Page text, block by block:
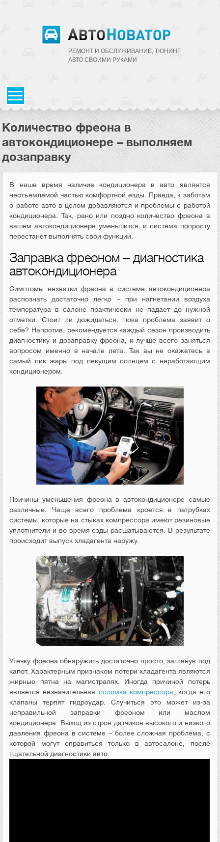
РЕМОНТ И ОБСЛУЖИВАНИЕ, ТЮНИНГ
АВТО CВОИМИ РУКАМИ
Количество фреона в
автокондиционере – выполняем
дозаправку
В наше время наличие кондиционера в авто является
неотъемлемой частью комфортной езды. Правда, к заботам
о работе авто в целом добавляются и проблемы с работой
кондиционера. Так, рано или поздно количество фреона в
вашем автокондиционере уменьшится, и система попросту
перестанет выполнять свои функции.
Заправка фреоном – диагностика
автокондиционера
Симптомы нехватки фреона в системе автокондиционера
распознать достаточно легко – при нагнетании воздуха
температура в салоне практически не падает до нужной
отметки. Стоит ли дожидаться, пока проблема заявит о
себе? Напротив, рекомендуется каждый сезон производить
диагностику и дозаправку фреона, и лучше всего заняться
вопросом именно в начале лета. Так вы не окажетесь в
самый пик жары под пекущим солнцем с неработающим
кондиционером.
Причины уменьшения фреона в автокондиционере самые
различные. Чаще всего проблема кроется в патрубках
системы, которые на стыках компрессора имеют резиновые
уплотнители и во время езды расшатываются. В результате
происходит выпуск хладагента наружу.
Утечку фреона обнаружить достаточно просто, заглянув под
капот. Характерным признаком потери хладагента являются
жирные пятна на магистралях. Иногда причиной потерь
является незначительная поломка компрессора , когда его
клапаны терпят гидроудар. Случиться это может из-за
неправильной заправки фреоном или маслом
кондиционера. Выход из строя датчиков высокого и низкого
давления фреона в системе – более сложная проблема, с
которой могут справиться только в автосалоне, после
тщательной диагностики авто.